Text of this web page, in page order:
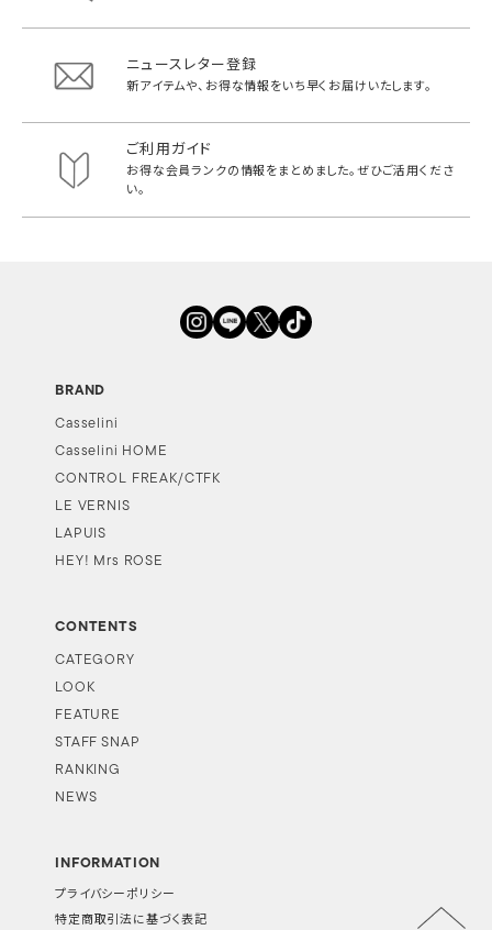
ニュースレター登録
新アイテムや、お得な情報をいち早く お届けいたします。
ご利用ガイド
お得な会員ランクの情報をまとめました。ぜひご活用くださ
い。
BRAND
Casselini
Casselini HOME
CONTROL FREAK/CTFK
LE VERNIS
LAPUIS
HEY! Mrs ROSE
CONTENTS
CATEGORY
LOOK
FEATURE
STAFF SNAP
RANKING
NEWS
INFORMATION
プライバシーポリシー
特定商取引法に基づく表記